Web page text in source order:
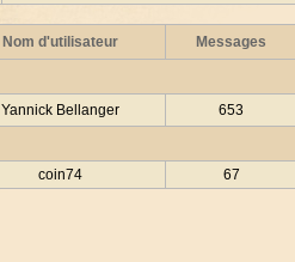
Nom d'utilisateur Messages
Yannick Bellanger
653
coin74
67